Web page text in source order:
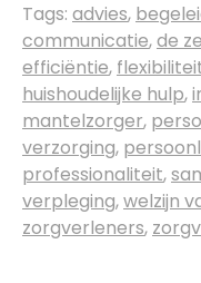
Tags: advies,
communicatie,de
efficiëntie,
huishoudelijke hulp,
mantelzorger,
verzorging,
professionaliteit,
verpleging,welzijn
zorgverleners,